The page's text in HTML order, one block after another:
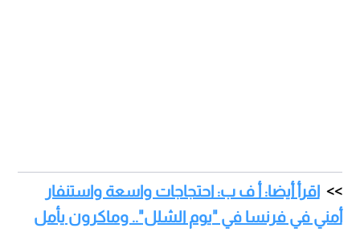
اقرأ أيضا: أ ف ب: احتجاجات واسعة واستنفار
أمني في فرنسا في "يوم الشلل".. وماكرون يأمل